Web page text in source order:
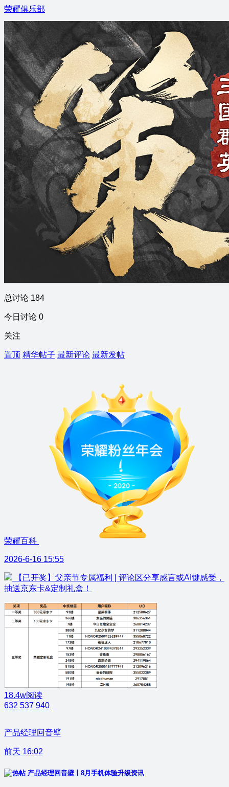
荣耀俱乐部
总讨论 184
今日讨论 0
关注
置顶 精华帖子 最新评论 最新发帖
荣耀百科
2026-6-16 15:55
【已开奖】父亲节专属福利 | 评论区分享感言或AI键感受，
抽送京东卡&定制礼盒！
18.4w阅读
632 537 940
产品经理回音壁
前天 16:02
产品经理回音壁丨8月手机体验升级资讯